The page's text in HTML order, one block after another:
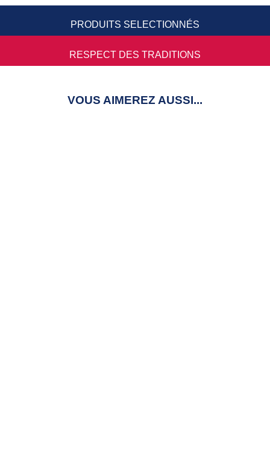
PRODUITS SELECTIONNÉS
RESPECT DES TRADITIONS
VOUS AIMEREZ AUSSI...